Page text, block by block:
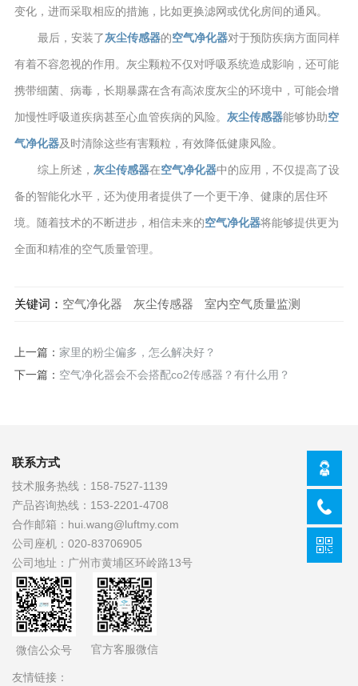
变化，进而采取相应的措施，比如更换滤网或优化房间的通风。
最后，安装了灰尘传感器的空气净化器对于预防疾病方面同样
有着不容忽视的作用。灰尘颗粒不仅对呼吸系统造成影响，还可能
携带细菌、病毒，长期暴露在含有高浓度灰尘的环境中，可能会增
加慢性呼吸道疾病甚至心血管疾病的风险。 灰尘传感器能够协助空
气净化器及时清除这些有害颗粒，有效降低健康风险。
综上所述， 灰尘传感器在空气净化器中的应用，不仅提高了设
备的智能化水平，还为使用者提供了一个更干净、健康的居住环
境。随着技术的不断进步，相信未来的空气净化器将能够提供更为
全面和精准的空气质量管理。
关键词： 空气净化器 灰尘传感器 室内空气质量监测
上一篇： 家里的粉尘偏多，怎么解决好？
下一篇： 空气净化器会不会搭配co2传感器？有什么用？
联系方式
技术服务热线： 158-7527-1139
产品咨询热线： 153-2201-4708
合作邮箱： hui.wang@luftmy.com
公司座机： 020-83706905
公司地址： 广州市黄埔区环岭路13号
微信公众号 官方客服微信
友情链接：